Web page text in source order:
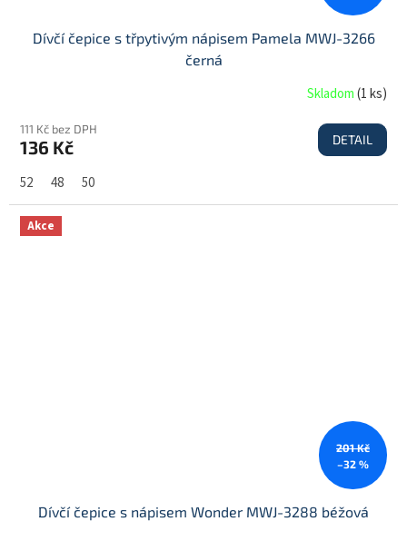
Dívčí čepice s třpytivým nápisem Pamela MWJ-3266
černá
Skladom(1 ks)
111 Kč bez DPH
136 Kč DETAIL
52 48 50
Akce
201 Kč
–32 %
Dívčí čepice s nápisem Wonder MWJ-3288 béžová